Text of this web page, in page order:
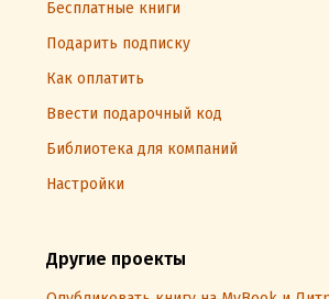
Бесплатные книги
Подарить подписку
Как оплатить
Ввести подарочный код
Библиотека для компаний
Настройки
Другие проекты